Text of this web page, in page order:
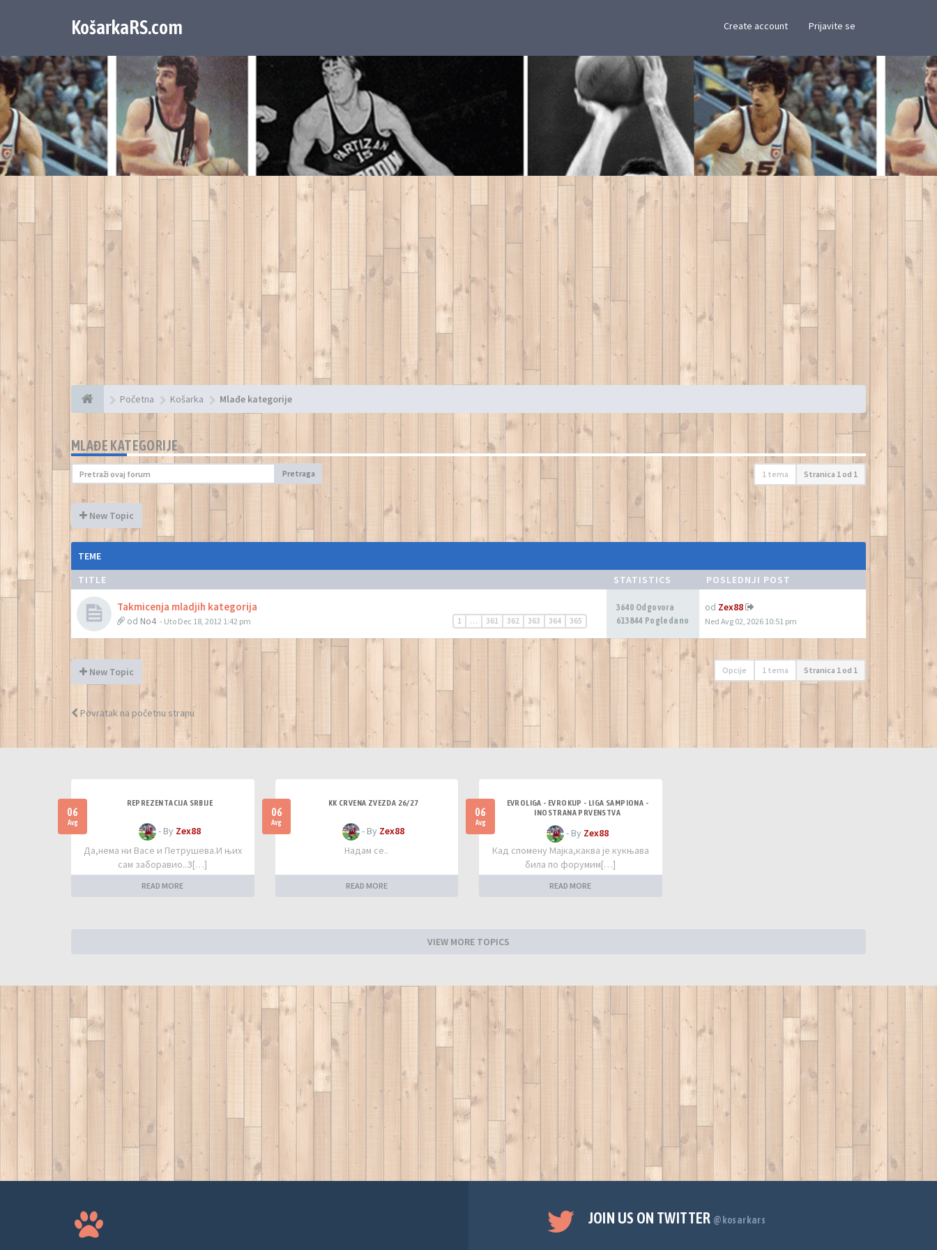
KošarkaRS.com Create account Prijavite se
Početna Košarka Mlađe kategorije
MLAĐE KATEGORIJE
Pretraga 1 tema Stranica 1 od 1
New Topic
TEME
TITLE
STATISTICS POSLEDNJI POST
Takmicenja mladjih kategorija
1 … 361 362 363 364 365
od No4 - Uto Dec 18, 2012 1:42 pm
3640 Odgovora
613844 Pogledano
od Zex88
Ned Avg 02, 2026 10:51 pm
New Topic Opcije 1 tema Stranica 1 od 1
Povratak na početnu stranu
06
Avg
REPREZENTACIJA SRBIJE
- By Zex88
Да,нема ни Васе и Петрушева.И њих
сам заборавио..З[…]
READ MORE
06
Avg
KK CRVENA ZVEZDA 26/27
- By Zex88
Надам се..
READ MORE
06
Avg
EVROLIGA - EVROKUP - LIGA SAMPIONA -
INOSTRANA PRVENSTVA
- By Zex88
Кад спомену Мајка,каква је кукњава
била по форумим[…]
READ MORE
VIEW MORE TOPICS
JOIN US ON TWITTER @kosarkars